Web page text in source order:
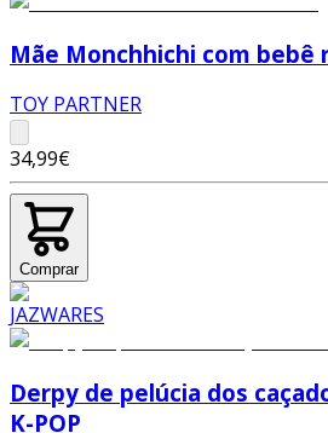
Mãe Monchhichi com bebê
TOY PARTNER
34,99€
Comprar
Derpy de pelúcia dos
K-POP